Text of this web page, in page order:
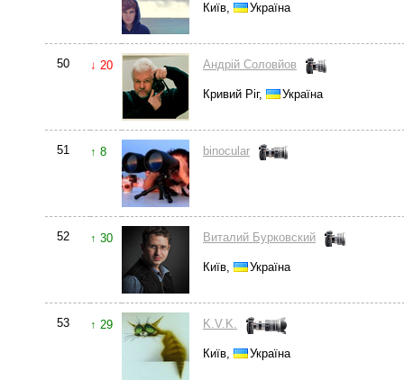
Київ, Україна
50 ↓ 20 Андрій Соловйов
Кривий Ріг, Україна
51 ↑ 8 binocular
52 ↑ 30 Виталий Бурковский
Київ, Україна
53 ↑ 29 K.V.K.
Київ, Україна